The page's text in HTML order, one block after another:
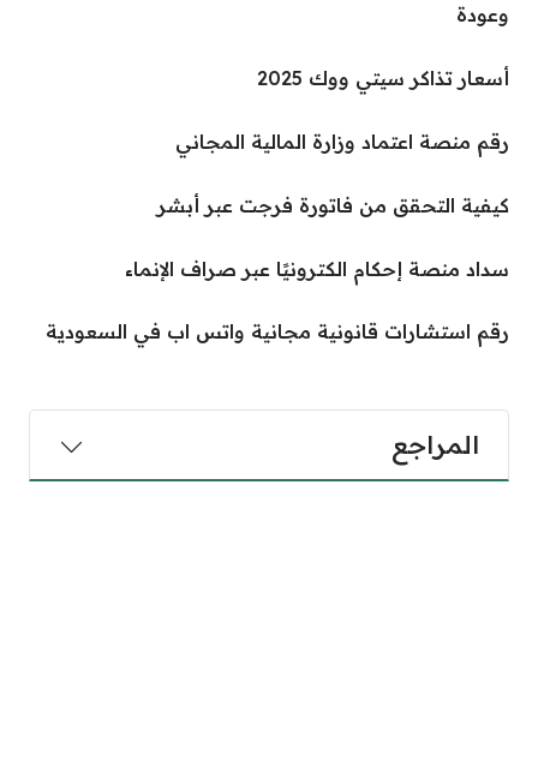
وعودة
أسعار تذاكر سيتي ووك 2025
رقم منصة اعتماد وزارة المالية المجاني
كيفية التحقق من فاتورة فرجت عبر أبشر
سداد منصة إحكام الكترونيًا عبر صراف الإنماء
رقم استشارات قانونية مجانية واتس اب في السعودية
المراجع